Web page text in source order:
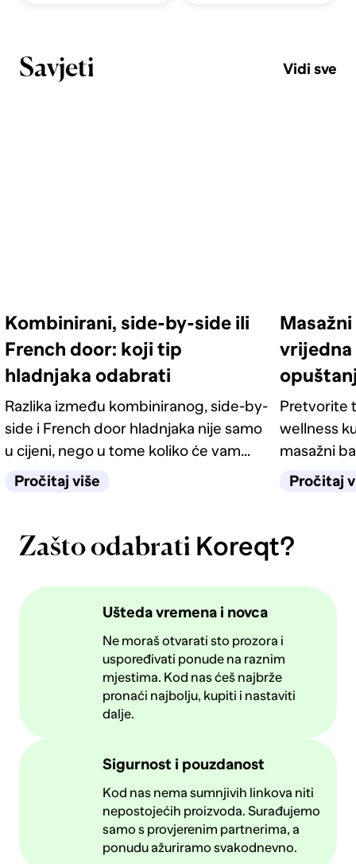
Savjeti Vidi sve
Kombinirani, side-by-side ili
French door: koji tip
hladnjaka odabrati
Razlika između kombiniranog, side-by-
side i French door hladnjaka nije samo
u cijeni, nego u tome koliko će vam
život u kuhinji biti jednostavan
Pročitaj više
vrijedna
Pretvorite
wellness
masažni
Pročitaj
Zašto odabrati Koreqt?
Ušteda vremena i novca
Ne moraš otvarati sto prozora i
uspoređivati ponude na raznim
mjestima. Kod nas ćeš najbrže
pronaći najbolju, kupiti i nastaviti
dalje.
Sigurnost i pouzdanost
Kod nas nema sumnjivih linkova niti
nepostojećih proizvoda. Surađujemo
samo s provjerenim partnerima, a
ponudu ažuriramo svakodnevno.